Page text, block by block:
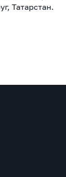
Татарстан.